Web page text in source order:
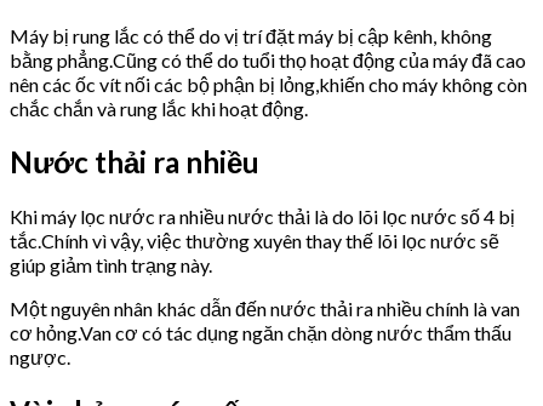
Máy bị rung lắc có thể do vị trí đặt máy bị cập kênh, không
bằng phẳng.Cũng có thể do tuổi thọ hoạt động của máy đã cao
nên các ốc vít nối các bộ phận bị lỏng,khiến cho máy không còn
chắc chắn và rung lắc khi hoạt động.
Nước thải ra nhiều
Khi máy lọc nước ra nhiều nước thải là do lõi lọc nước số 4 bị
tắc.Chính vì vậy, việc thường xuyên thay thế lõi lọc nước sẽ
giúp giảm tình trạng này.
Một nguyên nhân khác dẫn đến nước thải ra nhiều chính là van
cơ hỏng.Van cơ có tác dụng ngăn chặn dòng nước thẩm thấu
ngược.